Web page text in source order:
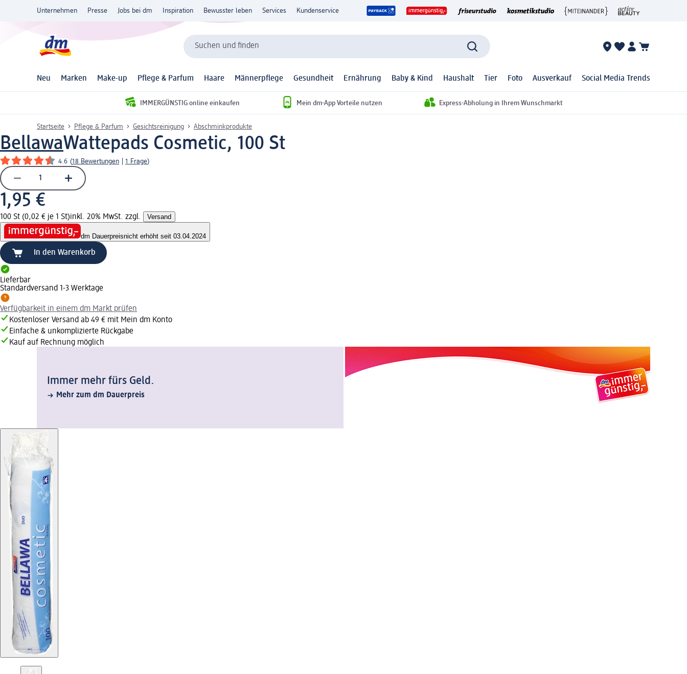
Unternehmen Presse Jobs bei dm Inspiration Bewusster leben Services Kundenservice
Suchen und finden
Neu Marken Make-up Pflege & Parfum Haare Männerpflege Gesundheit Ernährung Baby & Kind Haushalt Tier Foto Ausverkauf Social Media Trends
IMMERGÜNSTIG online einkaufen Mein dm-App Vorteile nutzen Express-Abholung in Ihrem Wunschmarkt
Startseite Pflege & Parfum Gesichtsreinigung Abschminkprodukte
BellawaWattepads Cosmetic, 100 St
4.6 (18 Bewertungen 1 Frage)
1,95 €
100 St (0,02 € je 1 St)inkl. 20% MwSt. zzgl. Versand
dm Dauerpreisnicht erhöht seit 03.04.2024
In den Warenkorb
Lieferbar
Standardversand 1-3 Werktage
Verfügbarkeit in einem dm Markt prüfen
Kostenloser Versand ab 49 € mit Mein dm Konto
Einfache & unkomplizierte Rückgabe
Kauf auf Rechnung möglich
Immer mehr fürs Geld.
Mehr zum dm Dauerpreis